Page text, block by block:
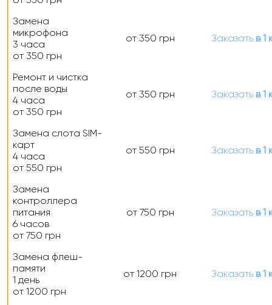
Замена
микрофона
3 часа
от 350 грн
от 350 грн Заказатьв 1
Ремонт и чистка
после воды
4 часа
от 350 грн
от 350 грн Заказатьв 1
Замена слота SIM-
карт
4 часа
от 550 грн
от 550 грн Заказатьв 1
Замена
контроллера
питания
6 часов
от 750 грн
от 750 грн Заказатьв 1
Замена флеш-
памяти
1 день
от 1200 грн
от 1200 грн Заказатьв 1